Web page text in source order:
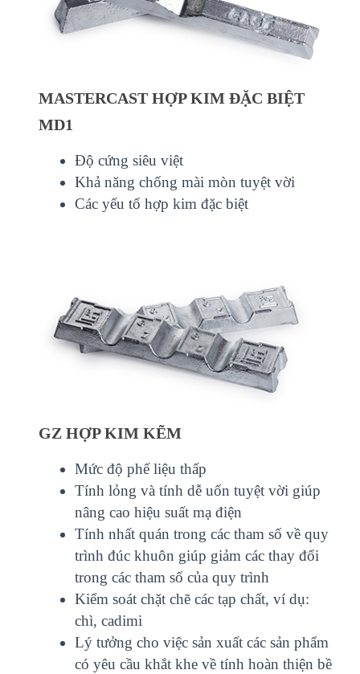
MASTERCAST HỢP KIM ĐẶC BIỆT
MD1
Độ cứng siêu việt
Khả năng chống mài mòn tuyệt vời
Các yếu tố hợp kim đặc biệt
GZ HỢP KIM KẼM
Mức độ phế liệu thấp
Tính lỏng và tính dễ uốn tuyệt vời giúp
nâng cao hiệu suất mạ điện
Tính nhất quán trong các tham số về quy
trình đúc khuôn giúp giảm các thay đổi
trong các tham số của quy trình
Kiểm soát chặt chẽ các tạp chất, ví dụ:
chì, cadimi
Lý tưởng cho việc sản xuất các sản phẩm
có yêu cầu khắt khe về tính hoàn thiện bề